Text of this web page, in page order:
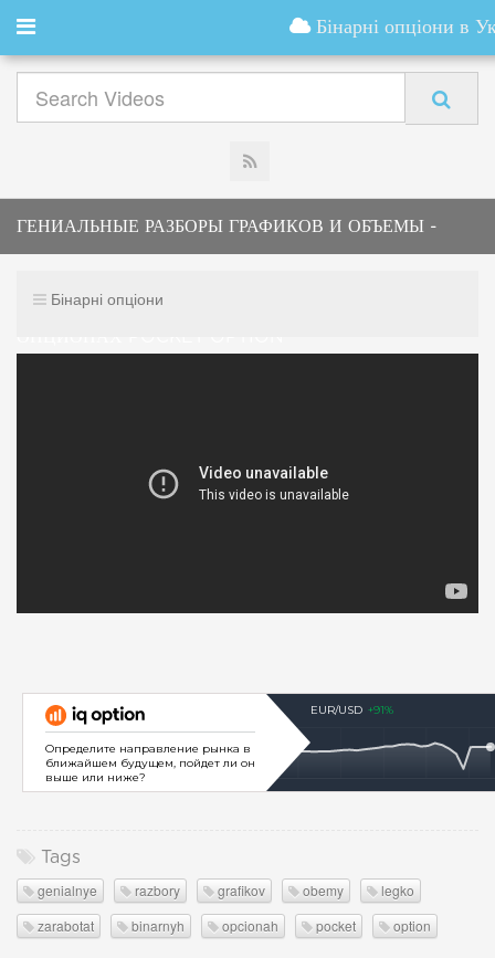
Бінарні опціони в
ГЕНИАЛЬНЫЕ РАЗБОРЫ ГРАФИКОВ И ОБЪЕМЫ -
Бінарні опціони
Tags
genialnye razbory grafikov obemy
legko
zarabotat
binarnyh opcionah pocket option